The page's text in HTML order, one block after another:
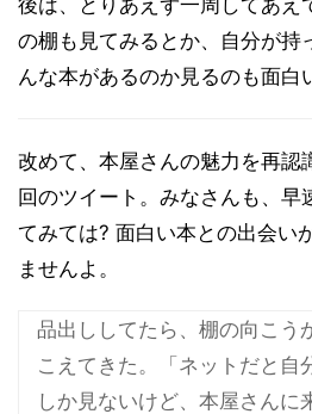
後は、とりあえず一周してあえ
の棚も見てみるとか、自分が持
んな本があるのか見るのも面白
改めて、本屋さんの魅力を再認
回のツイート。みなさんも、早
てみては? 面白い本との出会い
ませんよ。
品出ししてたら、棚の向こう
こえてきた。「ネットだと自
しか見ないけど、本屋さんに